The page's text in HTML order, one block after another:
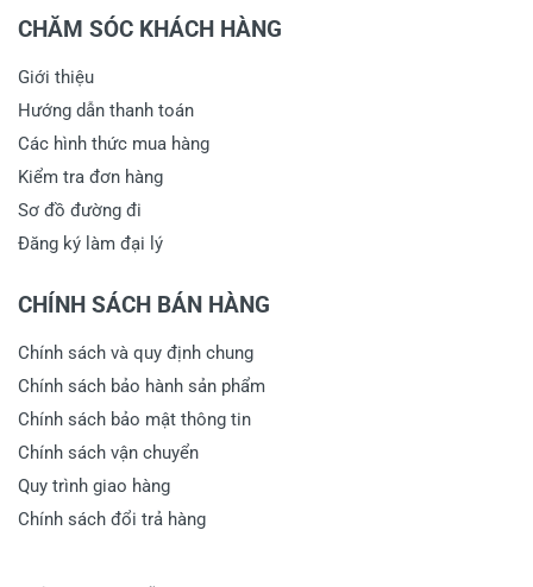
CHĂM SÓC KHÁCH HÀNG
Giới thiệu
Hướng dẫn thanh toán
Các hình thức mua hàng
Kiểm tra đơn hàng
Sơ đồ đường đi
Đăng ký làm đại lý
CHÍNH SÁCH BÁN HÀNG
Chính sách và quy định chung
Chính sách bảo hành sản phẩm
Chính sách bảo mật thông tin
Chính sách vận chuyển
Quy trình giao hàng
Chính sách đổi trả hàng